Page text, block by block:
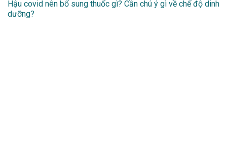
Hậu covid nên bổ sung thuốc gì? Cần chú ý gì về chế độ dinh
dưỡng?